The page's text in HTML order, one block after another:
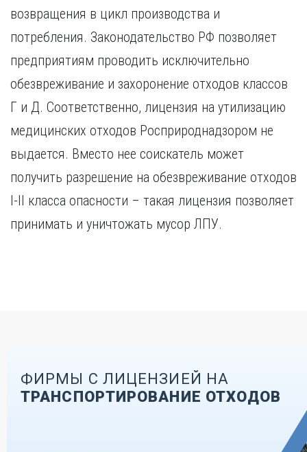
возвращения в цикл производства и
потребления. Законодательство РФ позволяет
предприятиям проводить исключительно
обезвреживание и захоронение отходов классов
Г и Д. Соответственно, лицензия на утилизацию
медицинских отходов Росприроднадзором не
выдается. Вместо нее соискатель может
получить разрешение на обезвреживание отходов
I-II класса опасности – такая лицензия позволяет
принимать и уничтожать мусор ЛПУ.
ФИРМЫ С ЛИЦЕНЗИЕЙ НА
ТРАНСПОРТИРОВАНИЕ ОТХОДОВ